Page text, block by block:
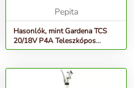
Pepita
Hasonlók, mint Gardena TCS
20/18V P4A Teleszkópos
ágvágó akkumulátorral